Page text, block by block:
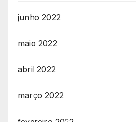
junho 2022
maio 2022
abril 2022
março 2022